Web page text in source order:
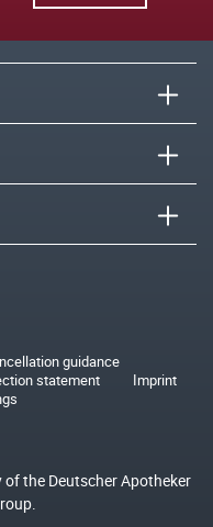
guidance
statement
Imprint
of the Deutscher Apotheker